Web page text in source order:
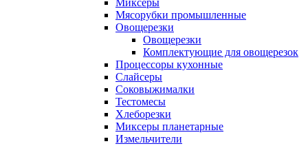
Миксеры
Мясорубки промышленные
Овощерезки
Овощерезки
Комплектующие для овощерезок
Процессоры кухонные
Слайсеры
Соковыжималки
Тестомесы
Хлеборезки
Миксеры планетарные
Измельчители